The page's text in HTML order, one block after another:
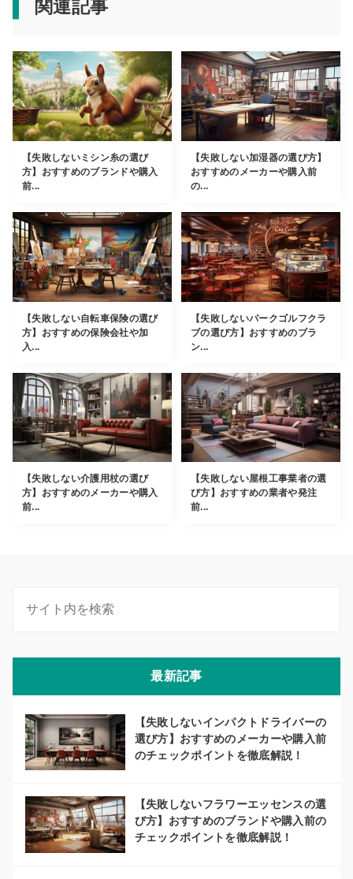
関連記事
【失敗しないミシン糸の選び
方】おすすめのブランドや購入
前...
【失敗しない加湿器の選び方】
おすすめのメーカーや購入前
の...
【失敗しない自転車保険の選び
方】おすすめの保険会社や加
入...
【失敗しないパークゴルフクラ
ブの選び方】おすすめのブラ
ン...
【失敗しない介護用杖の選び
方】おすすめのメーカーや購入
前...
【失敗しない屋根工事業者の選
び方】おすすめの業者や発注
前...
最新記事
【失敗しないインパクトドライバーの
選び方】おすすめのメーカーや購入前
のチェックポイントを徹底解説！
【失敗しないフラワーエッセンスの選
び方】おすすめのブランドや購入前の
チェックポイントを徹底解説！